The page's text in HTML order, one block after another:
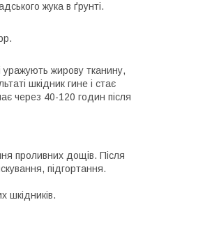
жука в ґрунті.
уражують жирову тканину,
шкідник гине і стає
через 40-120 годин після
проливних дощів. Після
підгортання.
шкідників.